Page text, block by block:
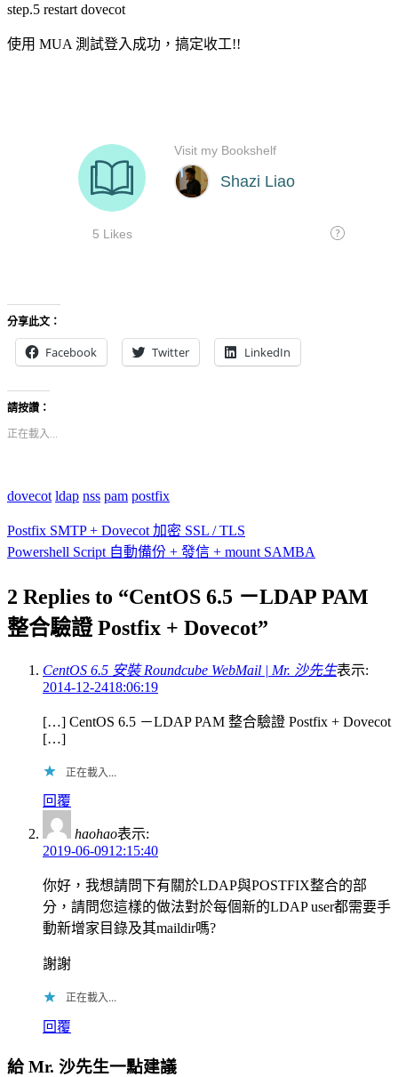
step.5 restart dovecot
使用 MUA 測試登入成功，搞定收工!!
分享此文：
Facebook Twitter LinkedIn
請按讚：
正在載入...
dovecot ldap nss pam postfix
Postfix SMTP + Dovecot 加密 SSL / TLS
Powershell Script 自動備份 + 發信 + mount SAMBA
2 Replies to “CentOS 6.5 －LDAP PAM
整合驗證 Postfix + Dovecot”
CentOS 6.5 安裝 Roundcube WebMail | Mr. 沙先生表示:
2014-12-2418:06:19
[…] CentOS 6.5 －LDAP PAM 整合驗證 Postfix + Dovecot
[…]
正在載入...
回覆
haohao表示:
2019-06-0912:15:40
你好，我想請問下有關於LDAP與POSTFIX整合的部
分，請問您這樣的做法對於每個新的LDAP user都需要手
動新增家目錄及其maildir嗎?
謝謝
正在載入...
回覆
給 Mr. 沙先生一點建議